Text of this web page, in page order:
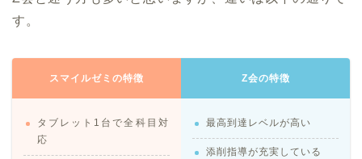
す。
スマイルゼミの特徴
タブレット1台で全科目対
応
Z会の特徴
最高到達レベルが高い
添削指導が充実している